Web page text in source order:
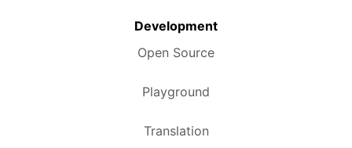
Development
Open Source
Playground
Translation